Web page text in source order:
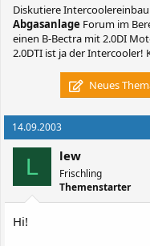
DiskutiereIntercoolereinbau
Abgasanlage Forum im
einen B-Bectra mit 2.0DI
2.0DTI ist ja der Intercooler!
Neues
14.09.2003
L lew
Frischling
Themenstarter
Hi!